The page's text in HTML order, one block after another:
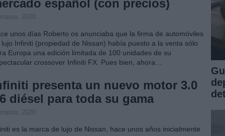
español (con precios)
2020
unos días Roberto os anunciaba que la firma de automóviles
lujo Infiniti (propiedad de Nissan) había puesto a la venta sólo
Europa una edición limitada de 100 unidades de su
crossover Infiniti FX. Pues bien, ahora…
presenta un nuevo motor 3.0
diésel para toda su gama
2020
es la marca de lujo de Nissan, hace unos años inicialmente